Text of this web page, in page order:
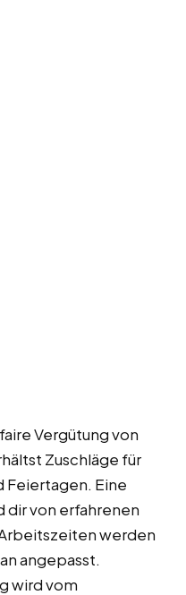
Vergütung von
Zuschläge für
Feiertagen. Eine
dir von erfahrenen
werden
angepasst.
wird vom